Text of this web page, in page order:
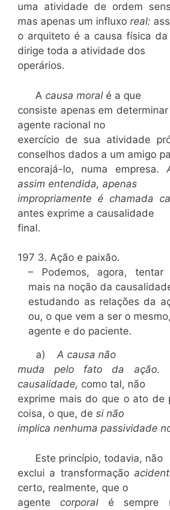
uma atividade de ordem
mas apenas um influxo real:
o arquiteto é a causa física
dirige toda a atividade dos
operários.
Acausa moral é a que
consiste apenas em
agente racional no
exercício de sua atividade
conselhos dados a um amigo
encorajá-lo, numa empresa.
assim entendida, apenas
impropriamente é chamada
antes exprime a causalidade
final.
197 3. Ação e paixão.
– Podemos, agora, tentar
mais na noção da
estudando as relações da
ou, o que vem a ser o
agente e do paciente.
a) A causa não
muda pelo fato da ação.
causalidade, como tal, não
exprime mais do que o ato de
coisa, o que, de si não
implica nenhuma passividade
Este princípio, todavia, não
exclui a transformação
certo, realmente, que o
agentecorporal é sempre